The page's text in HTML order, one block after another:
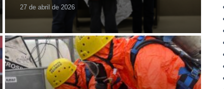
27 de abril de 2026